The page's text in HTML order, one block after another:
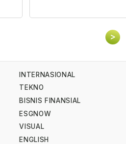
>
INTERNASIONAL
TEKNO
BISNIS FINANSIAL
ESGNOW
VISUAL
ENGLISH